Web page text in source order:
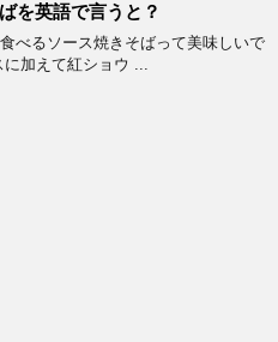
を英語で言うと？
べるソース焼きそばって美味しいで
加えて紅ショウ ...